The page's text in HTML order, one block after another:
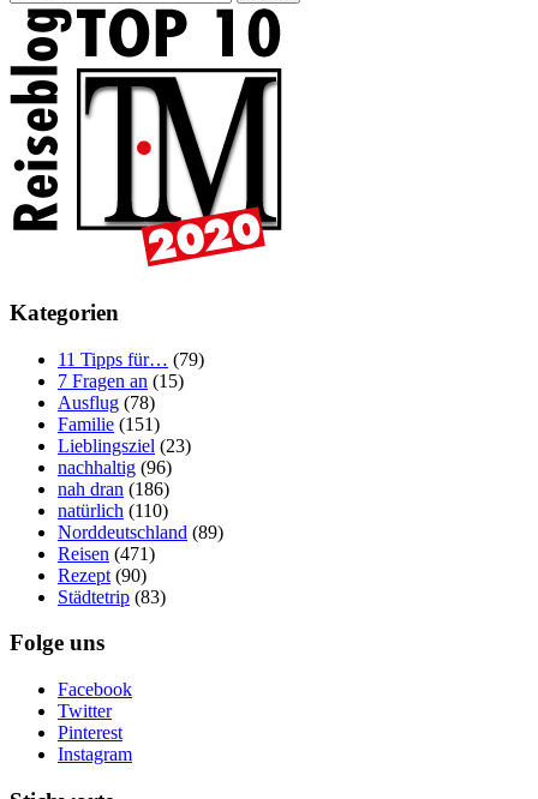
Kategorien
11 Tipps für… (79)
7 Fragen an (15)
Ausflug (78)
Familie (151)
Lieblingsziel (23)
nachhaltig (96)
nah dran (186)
natürlich (110)
Norddeutschland (89)
Reisen (471)
Rezept (90)
Städtetrip (83)
Folge uns
Facebook
Twitter
Pinterest
Instagram